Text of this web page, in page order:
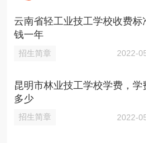
云南省轻工业技工学校收费标
钱一年
招生简章 2022-
昆明市林业技工学校学费，学
多少
招生简章 2022-